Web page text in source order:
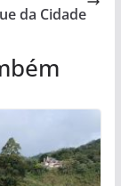
da Cidade